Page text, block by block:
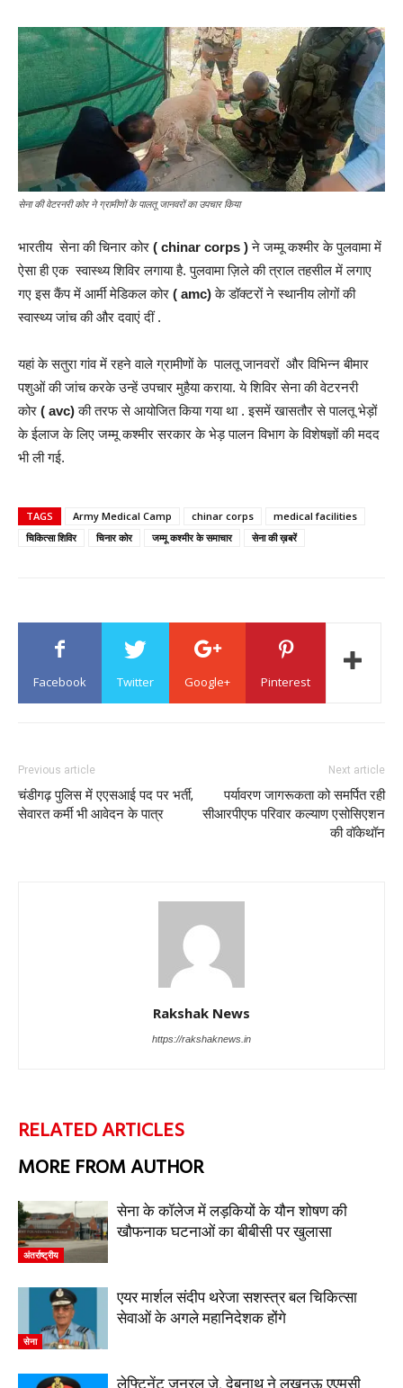
सेना की वेटरनरी कोर ने ग्रामीणों के पालतू जानवरों का उपचार किया
भारतीय सेना की चिनार कोर ( chinar corps )ने जम्मू कश्मीर के पुलवामा में
ऐसा ही एक स्वास्थ्य शिविर लगाया है. पुलवामा ज़िले की त्राल तहसील में लगाए
गए इस कैंप में आर्मी मेडिकल कोर ( amc)के डॉक्टरों ने स्थानीय लोगों की
स्वास्थ्य जांच की और दवाएं दीं .
यहां के सतुरा गांव में रहने वाले ग्रामीणों के पालतू जानवरों और विभिन्न बीमार
पशुओं की जांच करके उन्हें उपचार मुहैया कराया. ये शिविर सेना की वेटरनरी
कोर ( avc)की तरफ से आयोजित किया गया था . इसमें खासतौर से पालतू भेड़ों
के ईलाज के लिए जम्मू कश्मीर सरकार के भेड़ पालन विभाग के विशेषज्ञों की मदद
भी ली गई.
TAGS Army Medical Camp chinar corps
medical facilities
चिकित्सा शिविर
चिनार कोर जम्मू कश्मीर के समाचार सेना की ख़बरें
Facebook Twitter Google+ Pinterest
Previous article
चंडीगढ़ पुलिस में एएसआई पद पर भर्ती,
सेवारत कर्मी भी आवेदन के पात्र
Next article
पर्यावरण जागरूकता को समर्पित रही
सीआरपीएफ परिवार कल्याण एसोसिएशन
की वॉकेथॉन
Rakshak News
https://rakshaknews.in
RELATED ARTICLES
MORE FROM AUTHOR
अंतर्राष्ट्रीय
सेना के कॉलेज में लड़कियों के यौन शोषण की
खौफनाक घटनाओं का बीबीसी पर खुलासा
सेना
एयर मार्शल संदीप थरेजा सशस्त्र बल चिकित्सा
सेवाओं के अगले महानिदेशक होंगे
लेफ्टिनेंट जनरल जे. देबनाथ ने लखनऊ एएमसी